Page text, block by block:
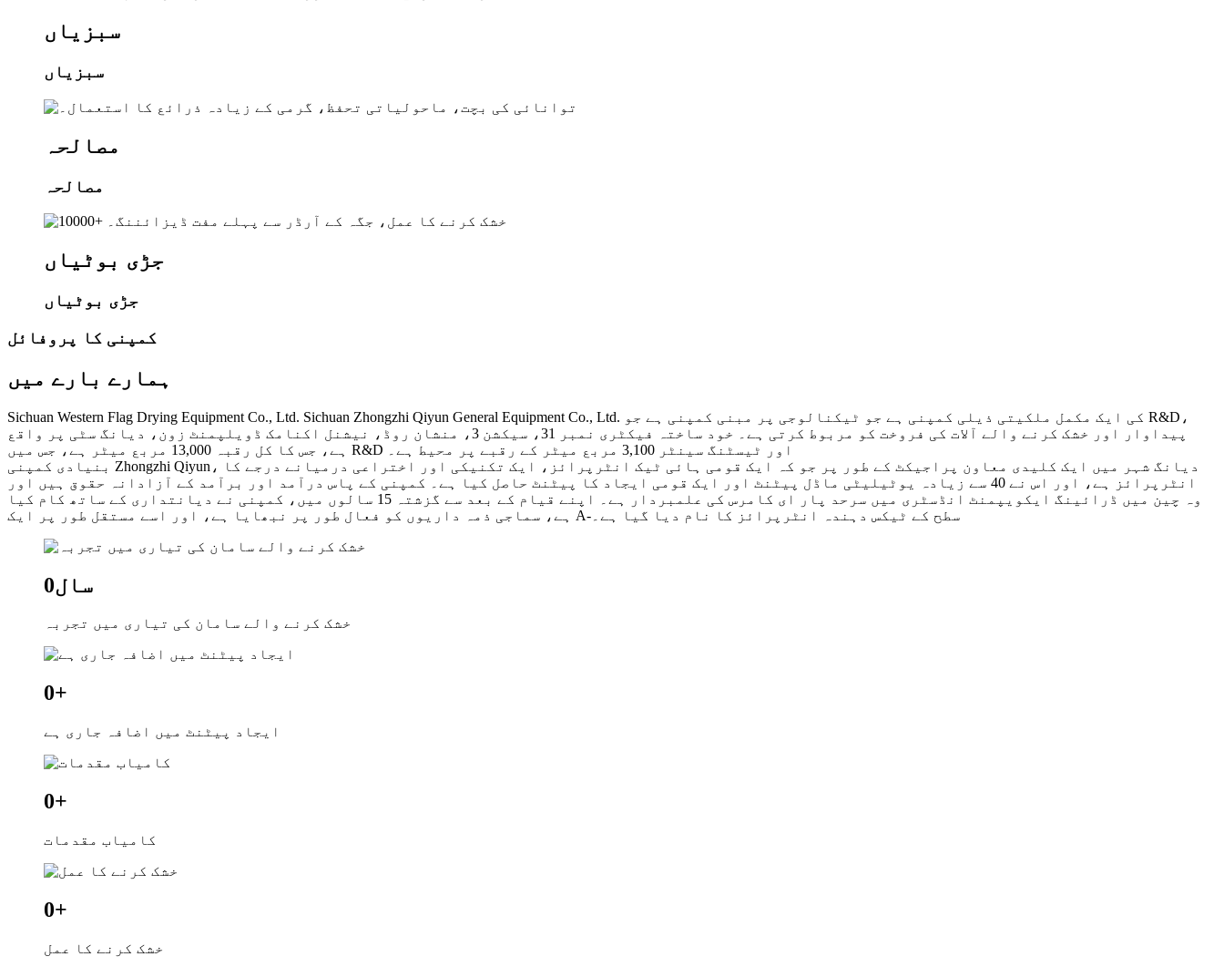
سبزیاں
سبزیاں
مصالحہ
مصالحہ
جڑی بوٹیاں
جڑی بوٹیاں
کمپنی کا پروفائل
ہمارے بارے میں
Sichuan Western Flag Drying Equipment Co., Ltd. Sichuan Zhongzhi Qiyun General Equipment Co., Ltd. کی ایک مکمل ملکیتی ذیلی کمپنی ہے جو ٹیکنالوجی پر مبنی کمپنی ہے جو R&D،
پیداوار اور خشک کرنے والے آلات کی فروخت کو مربوط کرتی ہے۔ خود ساختہ فیکٹری نمبر 31، سیکشن 3، منشان روڈ، نیشنل اکنامک ڈویلپمنٹ زون، دیانگ سٹی پر واقع
ہے، جس کا کل رقبہ 13,000 مربع میٹر ہے، جس میں R&D اور ٹیسٹنگ سینٹر 3,100 مربع میٹر کے رقبے پر محیط ہے۔
بنیادی کمپنی Zhongzhi Qiyun، دیانگ شہر میں ایک کلیدی معاون پراجیکٹ کے طور پر جو کہ ایک قومی ہائی ٹیک انٹرپرائز، ایک تکنیکی اور اختراعی درمیانے درجے کا
انٹرپرائز ہے، اور اس نے 40 سے زیادہ یوٹیلیٹی ماڈل پیٹنٹ اور ایک قومی ایجاد کا پیٹنٹ حاصل کیا ہے۔ کمپنی کے پاس درآمد اور برآمد کے آزادانہ حقوق ہیں اور
وہ چین میں ڈرائینگ ایکویپمنٹ انڈسٹری میں سرحد پار ای کامرس کی علمبردار ہے۔ اپنے قیام کے بعد سے گزشتہ 15 سالوں میں، کمپنی نے دیانتداری کے ساتھ کام کیا
ہے، سماجی ذمہ داریوں کو فعال طور پر نبھایا ہے، اور اسے مستقل طور پر ایک A-سطح کے ٹیکس دہندہ انٹرپرائز کا نام دیا گیا ہے۔
0سال
خشک کرنے والے سامان کی تیاری میں تجربہ
0+
ایجاد پیٹنٹ میں اضافہ جاری ہے
0+
کامیاب مقدمات
0+
خشک کرنے کا عمل